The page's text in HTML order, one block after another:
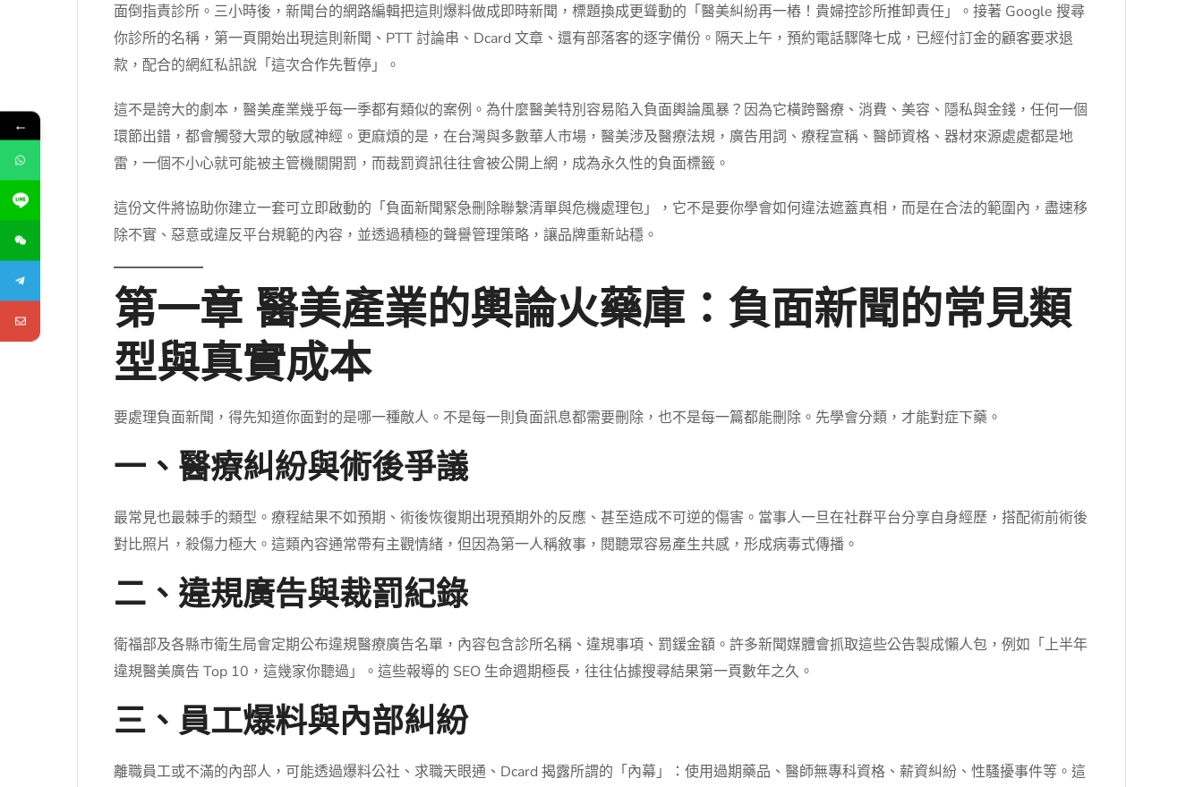
面倒指責診所。三小時後，新聞台的網路編輯把這則爆料做成即時新聞，標題換成更聳動的「醫美糾紛再一樁！貴婦控診所推卸責任」。接著 Google 搜尋
你診所的名稱，第一頁開始出現這則新聞、PTT 討論串、Dcard 文章、還有部落客的逐字備份。隔天上午，預約電話驟降七成，已經付訂金的顧客要求退
款，配合的網紅私訊說「這次合作先暫停」。
這不是誇大的劇本，醫美產業幾乎每一季都有類似的案例。為什麼醫美特別容易陷入負面輿論風暴？因為它橫跨醫療、消費、美容、隱私與金錢，任何一個
環節出錯，都會觸發大眾的敏感神經。更麻煩的是，在台灣與多數華人市場，醫美涉及醫療法規，廣告用詞、療程宣稱、醫師資格、器材來源處處都是地
雷，一個不小心就可能被主管機關開罰，而裁罰資訊往往會被公開上網，成為永久性的負面標籤。
這份文件將協助你建立一套可立即啟動的「負面新聞緊急刪除聯繫清單與危機處理包」，它不是要你學會如何違法遮蓋真相，而是在合法的範圍內，盡速移
除不實、惡意或違反平台規範的內容，並透過積極的聲譽管理策略，讓品牌重新站穩。
第一章 醫美產業的輿論火藥庫：負面新聞的常見類
型與真實成本
要處理負面新聞，得先知道你面對的是哪一種敵人。不是每一則負面訊息都需要刪除，也不是每一篇都能刪除。先學會分類，才能對症下藥。
一、醫療糾紛與術後爭議
最常見也最棘手的類型。療程結果不如預期、術後恢復期出現預期外的反應、甚至造成不可逆的傷害。當事人一旦在社群平台分享自身經歷，搭配術前術後
對比照片，殺傷力極大。這類內容通常帶有主觀情緒，但因為第一人稱敘事，閱聽眾容易產生共感，形成病毒式傳播。
二、違規廣告與裁罰紀錄
衛福部及各縣市衛生局會定期公布違規醫療廣告名單，內容包含診所名稱、違規事項、罰鍰金額。許多新聞媒體會抓取這些公告製成懶人包，例如「上半年
違規醫美廣告 Top 10，這幾家你聽過」。這些報導的 SEO 生命週期極長，往往佔據搜尋結果第一頁數年之久。
三、員工爆料與內部糾紛
離職員工或不滿的內部人，可能透過爆料公社、求職天眼通、Dcard 揭露所謂的「內幕」：使用過期藥品、醫師無專科資格、薪資糾紛、性騷擾事件等。這
←